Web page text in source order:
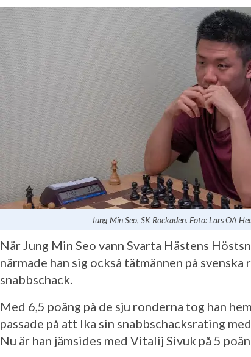
Jung Min Seo, SK Rockaden. Foto: Lars OA
När Jung Min Seo vann Svarta Hästens
närmade han sig också tätmännen på
snabbschack.
Med 6,5 poäng på de sju ronderna tog han
passade på att lka sin snabbschacksrating
Nu är han jämsides med Vitalij Sivuk på 5